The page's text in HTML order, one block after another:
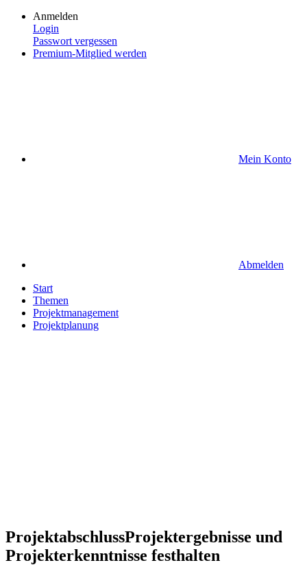
Anmelden
Login
Passwort vergessen
Premium-Mitglied werden
Mein Konto
Abmelden
Start
Themen
Projektmanagement
Projektplanung
ProjektabschlussProjektergebnisse und
Projekterkenntnisse festhalten